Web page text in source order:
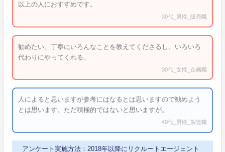
以上の人におすすめです。
30代_男性_販売職
勧めたい。丁寧にいろんなことを教えてくださるし、いろいろ
代わりにやってくれる。
30代_女性_企画職
人によると思いますが参考にはなるとは思いますので勧めよう
とは思います。ただ積極的ではないと思いますが。
40代_男性_製造職
アンケート実施方法：2018年以降にリクルートエージェント